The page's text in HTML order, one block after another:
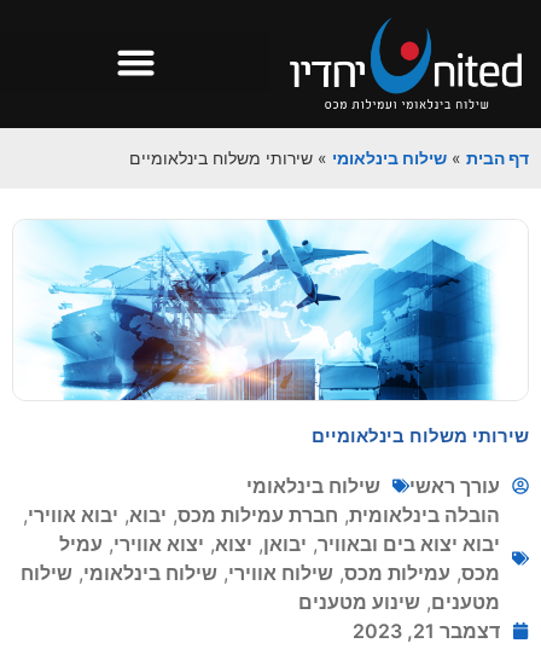
דף הבית » שילוח בינלאומי » שירותי משלוח בינלאומיים
שירותי משלוח בינלאומיים
עורך ראשי
שילוח בינלאומי
הובלה בינלאומית, חברת עמילות מכס, יבוא, יבוא אווירי,
יבוא יצוא בים ובאוויר, יבואן, יצוא, יצוא אווירי, עמיל
מכס, עמילות מכס, שילוח אווירי, שילוח בינלאומי, שילוח
מטענים, שינוע מטענים
דצמבר 21, 2023